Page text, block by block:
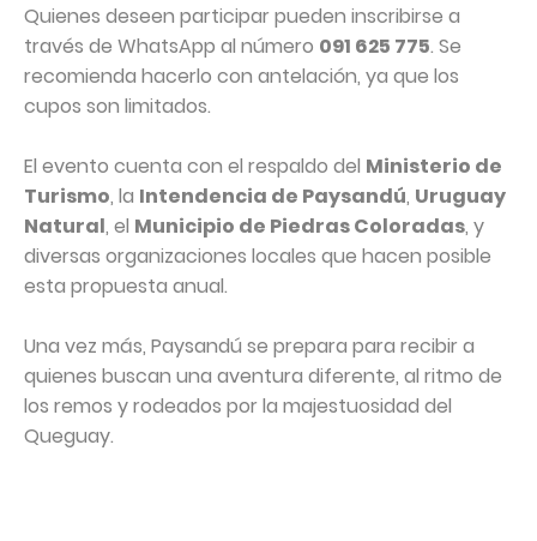
Quienes deseen participar pueden inscribirse a
través de WhatsApp al número 091 625 775. Se
recomienda hacerlo con antelación, ya que los
cupos son limitados.
El evento cuenta con el respaldo del Ministerio de
Turismo, la Intendencia de Paysandú, Uruguay
Natural, el Municipio de Piedras Coloradas, y
diversas organizaciones locales que hacen posible
esta propuesta anual.
Una vez más, Paysandú se prepara para recibir a
quienes buscan una aventura diferente, al ritmo de
los remos y rodeados por la majestuosidad del
Queguay.